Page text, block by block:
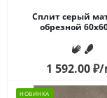
Сплит серый
обрезной
1 592.00₽/
НОВИНКА